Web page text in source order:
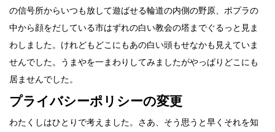
の信号所からいつも放して遊ばせる輪道の内側の野原、ポプラの
中から顔をだしている市はずれの白い教会の塔までぐるっと見ま
わしました。けれどもどこにもあの白い頭もせなかも見えていま
せんでした。うまやを一まわりしてみましたがやっぱりどこにも
居ませんでした。
プライバシーポリシーの変更
わたくしはひとりで考えました。さあ、そう思うと早くそれを知